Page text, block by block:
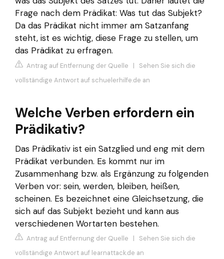
Frage nach dem Prädikat: Was tut das Subjekt?
Da das Prädikat nicht immer am Satzanfang
steht, ist es wichtig, diese Frage zu stellen, um
das Prädikat zu erfragen.
Antrag auf Entfernung der Quelle | Sehen Sie sich die
vollständige Antwort auf schuelerhilfe.de an
Welche Verben erfordern ein
Prädikativ?
Das Prädikativ ist ein Satzglied und eng mit dem
Prädikat verbunden. Es kommt nur im
Zusammenhang bzw. als Ergänzung zu folgenden
Verben vor: sein, werden, bleiben, heißen,
scheinen. Es bezeichnet eine Gleichsetzung, die
sich auf das Subjekt bezieht und kann aus
verschiedenen Wortarten bestehen.
Antrag auf Entfernung der Quelle | Sehen Sie sich die
vollständige Antwort auf learnattack.de an